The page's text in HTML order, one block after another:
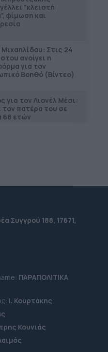
"κλειστή
φίμωση και
Στις 24
ανοίγει η
για τον
Βοηθό (Βίντεο)
για τον Λιονέλ Μέσι:
τον πατέρα του σε
68 ετών
Συγγρού 188, 17671,
ΠΑΡΑΠΟΛΙΤΙΚΑ
Ι. Κουρτάκης
Κουνιάς